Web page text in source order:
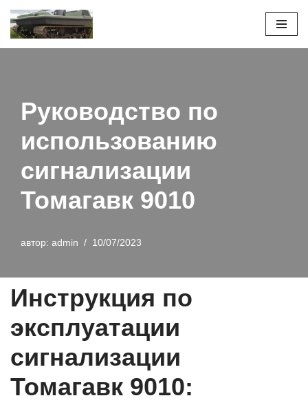
Перейти
Руководство по
использованию
сигнализации
Томагавк 9010
автор: admin 10/07/2023
Инструкция по
эксплуатации
сигнализации
Томагавк 9010: